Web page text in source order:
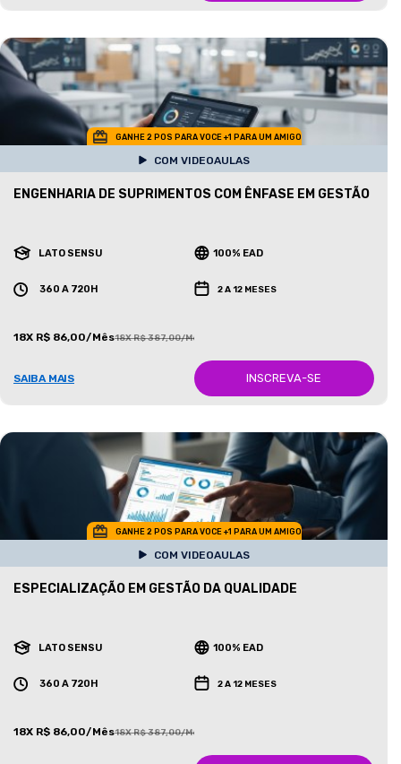
GANHE 2 POS PARA VOCE +1 PARA UM AMIGO
COM VIDEOAULAS
ENGENHARIA DE SUPRIMENTOS COM ÊNFASE EM GESTÃO
LATO SENSU 100% EAD
360 A 720H 2 A 12 MESES
18X R$ 86,00/Mês18X R$ 387,00/Mês
SAIBA MAIS INSCREVA-SE
GANHE 2 POS PARA VOCE +1 PARA UM AMIGO
COM VIDEOAULAS
ESPECIALIZAÇÃO EM GESTÃO DA QUALIDADE
LATO SENSU 100% EAD
360 A 720H 2 A 12 MESES
18X R$ 86,00/Mês18X R$ 387,00/Mês